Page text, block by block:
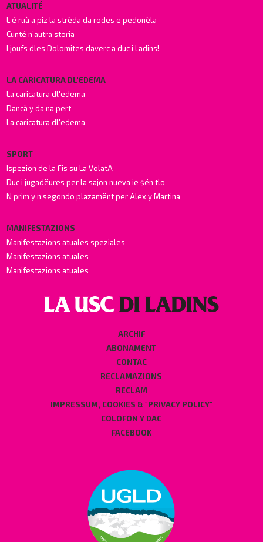
ATUALITÉ
L é ruà a piz la strèda da rodes e pedonèla
Cunté n’autra storia
I joufs dles Dolomites daverc a duc i Ladins!
LA CARICATURA DL'EDEMA
La caricatura dl'edema
Dancà y da na pert
La caricatura dl'edema
SPORT
Ispezion de la Fis su La VolatA
Duc i jugadëures per la sajon nueva ie śën tlo
N prim y n segondo plazamënt per Alex y Martina
MANIFESTAZIONS
Manifestazions atuales speziales
Manifestazions atuales
Manifestazions atuales
ARCHIF
ABONAMENT
CONTAC
RECLAMAZIONS
RECLAM
IMPRESSUM, COOKIES & "PRIVACY POLICY"
COLOFON Y DAC
FACEBOOK